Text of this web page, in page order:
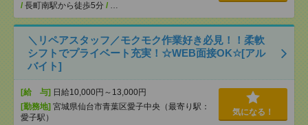
/ 長町南駅から徒歩5分 / …
＼リペアスタッフ／モクモク作業好き必見！！柔軟
シフトでプライベート充実！☆WEB面接OK☆[アル
バイト]
[給 与] 日給10,000円～13,000円
[勤務地] 宮城県仙台市青葉区愛子中央（最寄り駅：
愛子駅）
気になる！